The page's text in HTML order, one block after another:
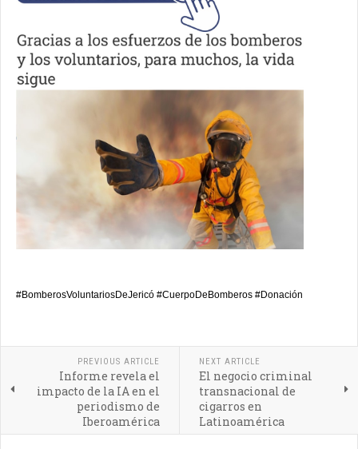
#BomberosVoluntariosDeJericó #CuerpoDeBomberos #Donación
PREVIOUS ARTICLE
Informe revela el
impacto de la IA en el
periodismo de
Iberoamérica
NEXT ARTICLE
El negocio criminal
transnacional de
cigarros en
Latinoamérica